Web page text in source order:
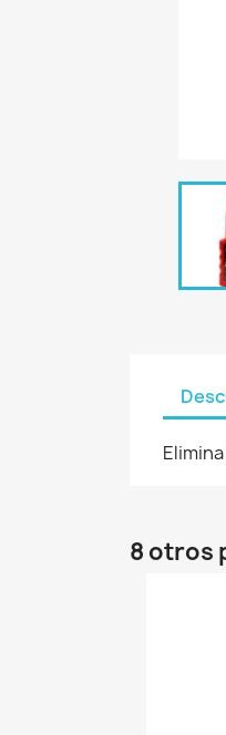
8 otros